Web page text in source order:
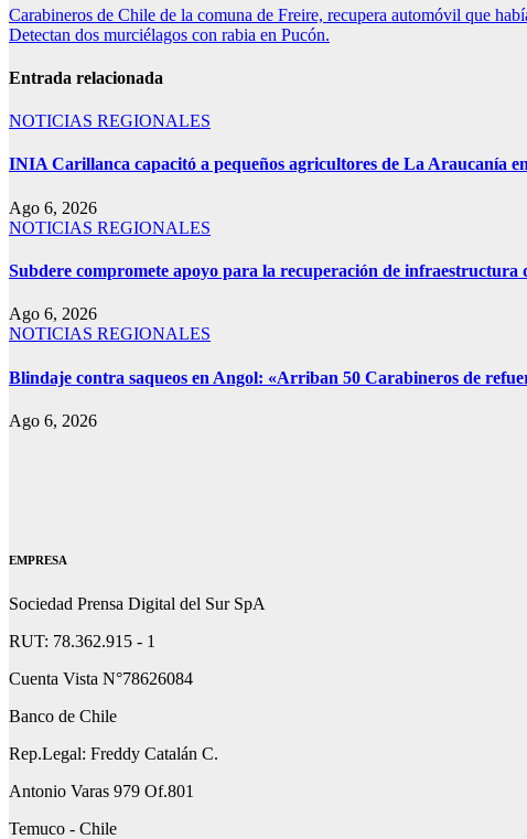
Carabineros de Chile de la comuna de Freire, recupera automóvil que
Detectan dos murciélagos con rabia en Pucón.
Entrada relacionada
NOTICIAS REGIONALES
INIA Carillanca capacitó a pequeños agricultores de La Araucanía
Ago 6, 2026
NOTICIAS REGIONALES
Subdere compromete apoyo para la recuperación de infraestructura
Ago 6, 2026
NOTICIAS REGIONALES
Blindaje contra saqueos en Angol: «Arriban 50 Carabineros de
Ago 6, 2026
EMPRESA
Sociedad Prensa Digital del Sur SpA
RUT: 78.362.915 - 1
Cuenta Vista N°78626084
Banco de Chile
Rep.Legal: Freddy Catalán C.
Antonio Varas 979 Of.801
Temuco - Chile